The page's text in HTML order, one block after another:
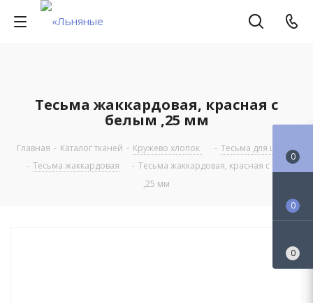
Тесьма жаккардовая, красная с
белым ,25 мм
Главная - Каталог тканей - Кружево хлопок - Тесьма для шитья
- Тесьма жаккардовая - Тесьма жаккардовая, красная с белым
,25 мм
0
0
0